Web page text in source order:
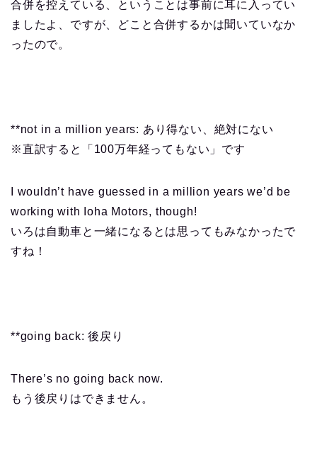
合併を控えている、ということは事前に耳に入ってい
ましたよ、ですが、どこと合併するかは聞いていなか
ったので。
**not in a million years: あり得ない、絶対にない
※直訳すると「100万年経ってもない」です
I wouldn’t have guessed in a million years we’d be
working with Ioha Motors, though!
いろは自動車と一緒になるとは思ってもみなかったで
すね！
**going back: 後戻り
There’s no going back now.
もう後戻りはできません。